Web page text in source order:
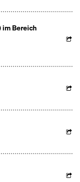
im Bereich